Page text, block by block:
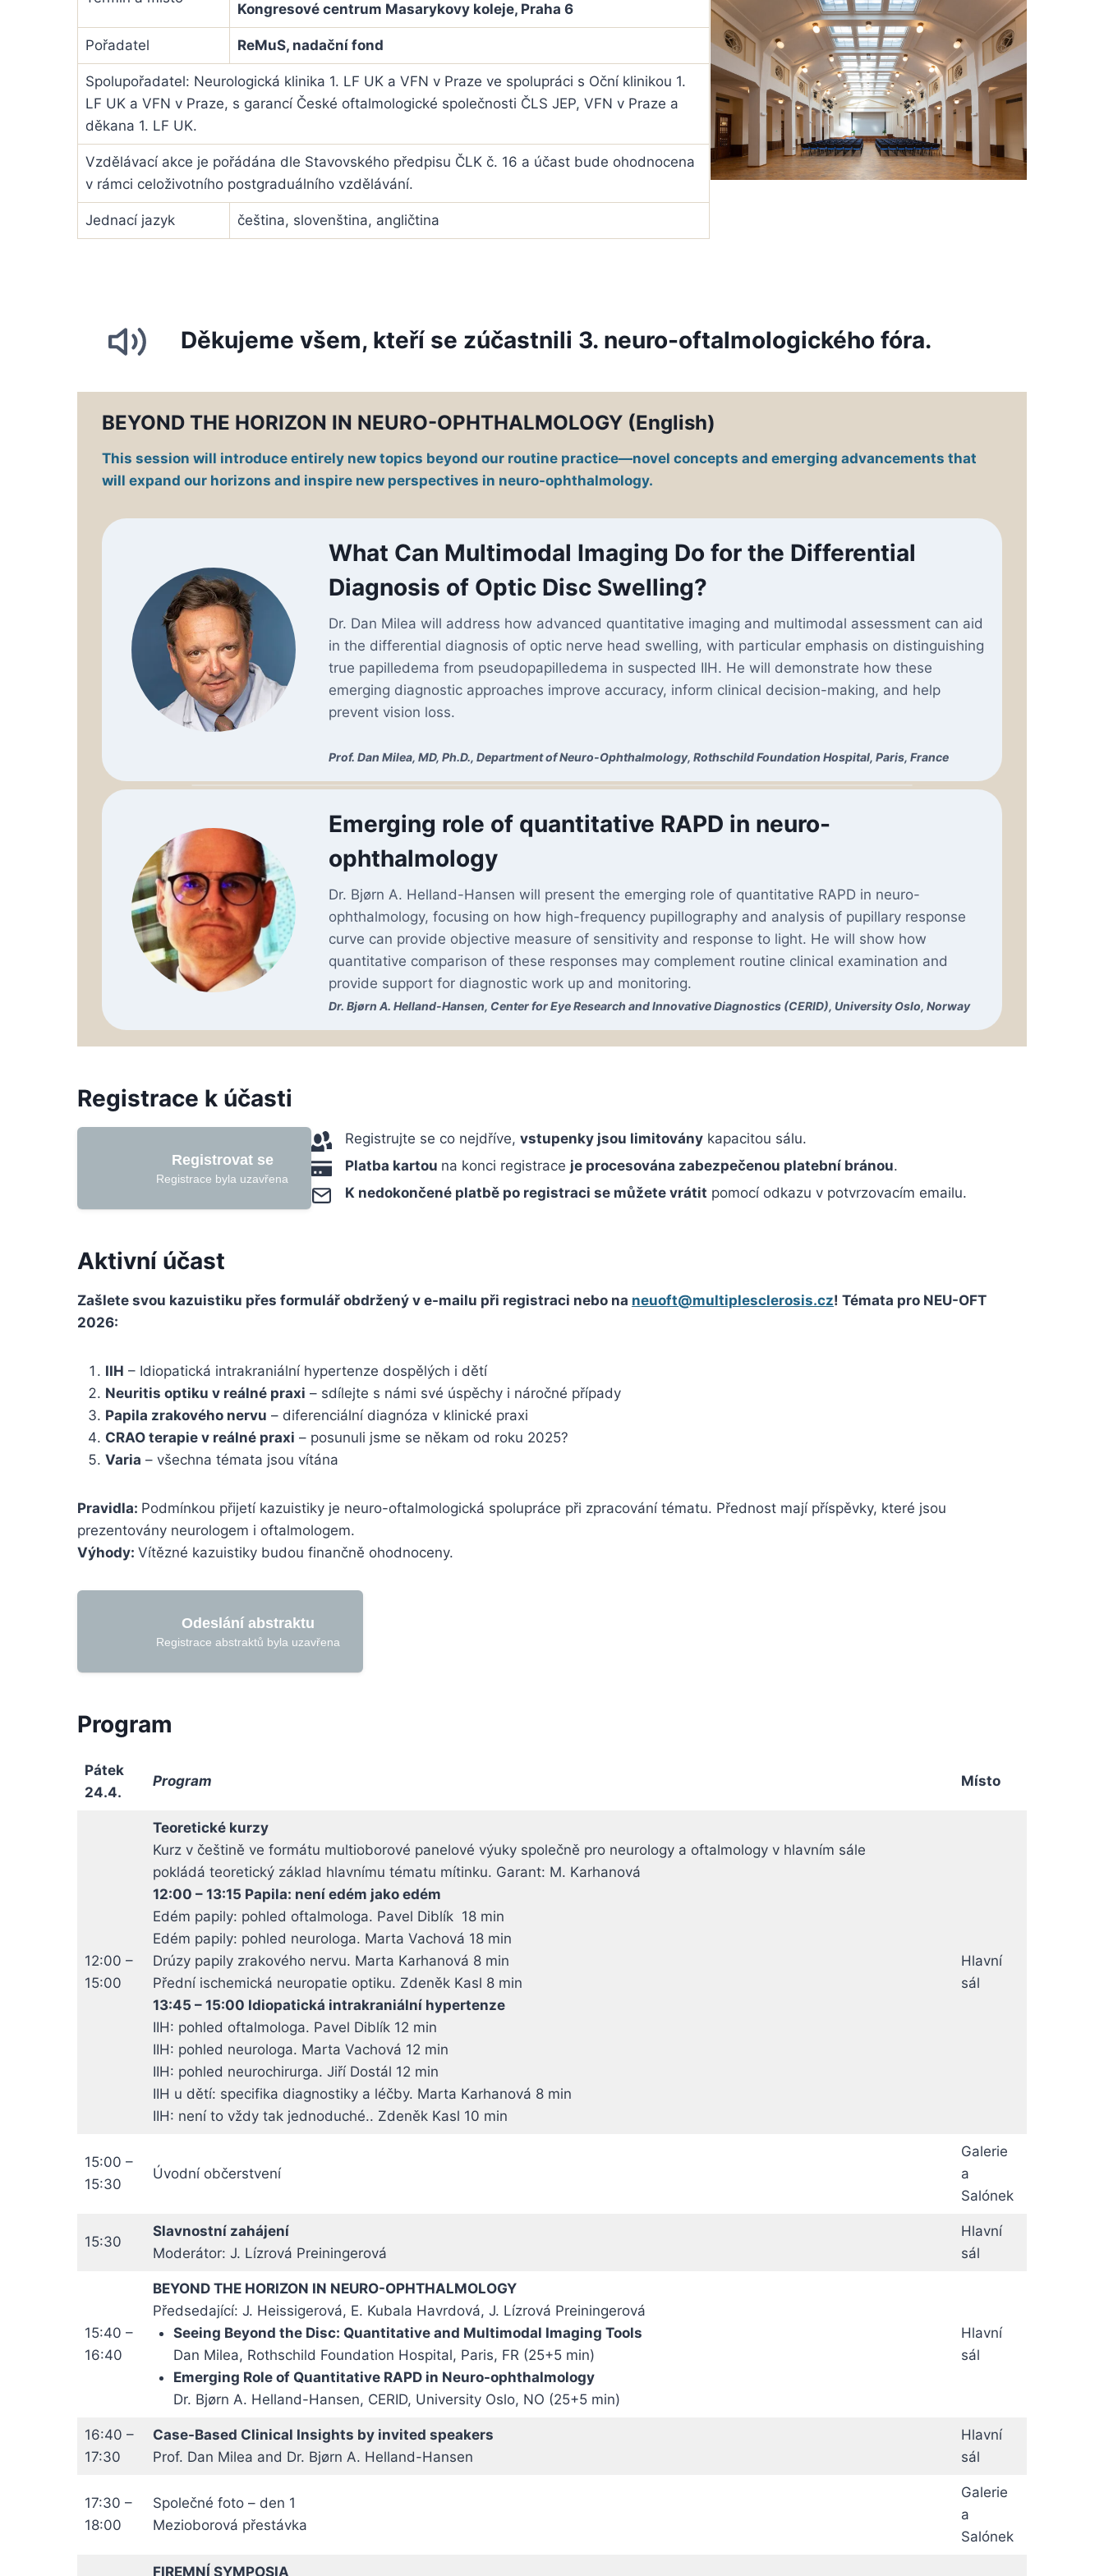
Kongresové centrum Masarykovy koleje, Praha 6
Pořadatel ReMuS, nadační fond
Spolupořadatel: Neurologická klinika 1. LF UK a VFN v Praze ve spolupráci s Oční klinikou 1.
LF UK a VFN v Praze, s garancí České oftalmologické společnosti ČLS JEP, VFN v Praze a
děkana 1. LF UK.
Vzdělávací akce je pořádána dle Stavovského předpisu ČLK č. 16 a účast bude ohodnocena
v rámci celoživotního postgraduálního vzdělávání.
Jednací jazyk čeština, slovenština, angličtina
Děkujeme všem, kteří se zúčastnili 3. neuro-oftalmologického fóra.
BEYOND THE HORIZON IN NEURO-OPHTHALMOLOGY (English)
This session will introduce entirely new topics beyond our routine practice—novel concepts and emerging advancements that
will expand our horizons and inspire new perspectives in neuro-ophthalmology.
What Can Multimodal Imaging Do for the Differential
Diagnosis of Optic Disc Swelling?
Dr. Dan Milea will address how advanced quantitative imaging and multimodal assessment can aid
in the differential diagnosis of optic nerve head swelling, with particular emphasis on distinguishing
true papilledema from pseudopapilledema in suspected IIH. He will demonstrate how these
emerging diagnostic approaches improve accuracy, inform clinical decision-making, and help
prevent vision loss.
Prof. Dan Milea, MD, Ph.D., Department of Neuro-Ophthalmology, Rothschild Foundation Hospital, Paris, France
Emerging role of quantitative RAPD in neuro-
ophthalmology
Dr. Bjørn A. Helland-Hansen will present the emerging role of quantitative RAPD in neuro-
ophthalmology, focusing on how high-frequency pupillography and analysis of pupillary response
curve can provide objective measure of sensitivity and response to light. He will show how
quantitative comparison of these responses may complement routine clinical examination and
provide support for diagnostic work up and monitoring.
Dr. Bjørn A. Helland-Hansen, Center for Eye Research and Innovative Diagnostics (CERID), University Oslo, Norway
Registrace k účasti
Registrovat se
Registrace byla uzavřena
Registrujte se co nejdříve, vstupenky jsou limitovány kapacitou sálu.
Platba kartou na konci registrace je procesována zabezpečenou platební bránou.
K nedokončené platbě po registraci se můžete vrátit pomocí odkazu v potvrzovacím emailu.
Aktivní účast
Zašlete svou kazuistiku přes formulář obdržený v e-mailu při registraci nebo na neuoft@multiplesclerosis.cz! Témata pro NEU-OFT
2026:
IIH – Idiopatická intrakraniální hypertenze dospělých i dětí
Neuritis optiku v reálné praxi – sdílejte s námi své úspěchy i náročné případy
Papila zrakového nervu – diferenciální diagnóza v klinické praxi
CRAO terapie v reálné praxi – posunuli jsme se někam od roku 2025?
Varia – všechna témata jsou vítána
Pravidla: Podmínkou přijetí kazuistiky je neuro-oftalmologická spolupráce při zpracování tématu. Přednost mají příspěvky, které jsou
prezentovány neurologem i oftalmologem.
Výhody: Vítězné kazuistiky budou finančně ohodnoceny.
Odeslání abstraktu
Registrace abstraktů byla uzavřena
Program
Pátek
24.4.
Program Místo
12:00 –
15:00
Teoretické kurzy
Kurz v češtině ve formátu multioborové panelové výuky společně pro neurology a oftalmology v hlavním sále
pokládá teoretický základ hlavnímu tématu mítinku. Garant: M. Karhanová
12:00 – 13:15 Papila: není edém jako edém
Edém papily: pohled oftalmologa. Pavel Diblík 18 min
Edém papily: pohled neurologa. Marta Vachová 18 min
Drúzy papily zrakového nervu. Marta Karhanová 8 min
Přední ischemická neuropatie optiku. Zdeněk Kasl 8 min
13:45 – 15:00 Idiopatická intrakraniální hypertenze
IIH: pohled oftalmologa. Pavel Diblík 12 min
IIH: pohled neurologa. Marta Vachová 12 min
IIH: pohled neurochirurga. Jiří Dostál 12 min
IIH u dětí: specifika diagnostiky a léčby. Marta Karhanová 8 min
IIH: není to vždy tak jednoduché.. Zdeněk Kasl 10 min
Hlavní
sál
15:00 –
15:30
Úvodní občerstvení
Galerie
a
Salónek
15:30
Slavnostní zahájení
Moderátor: J. Lízrová Preiningerová
Hlavní
sál
15:40 –
16:40
BEYOND THE HORIZON IN NEURO-OPHTHALMOLOGY
Předsedající: J. Heissigerová, E. Kubala Havrdová, J. Lízrová Preiningerová
Seeing Beyond the Disc: Quantitative and Multimodal Imaging Tools
Dan Milea, Rothschild Foundation Hospital, Paris, FR (25+5 min)
Emerging Role of Quantitative RAPD in Neuro-ophthalmology
Dr. Bjørn A. Helland-Hansen, CERID, University Oslo, NO (25+5 min)
Hlavní
sál
16:40 –
17:30
Case-Based Clinical Insights by invited speakers
Prof. Dan Milea and Dr. Bjørn A. Helland-Hansen
Hlavní
sál
17:30 –
18:00
Společné foto – den 1
Mezioborová přestávka
Galerie
a
Salónek
FIREMNÍ SYMPOSIA